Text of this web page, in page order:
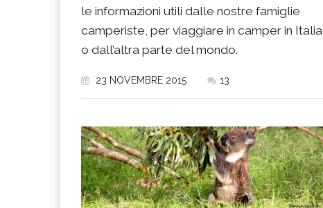
le informazioni utili dalle nostre famiglie
camperiste, per viaggiare in camper in Italia
o dall’altra parte del mondo.
23 NOVEMBRE 2015 13